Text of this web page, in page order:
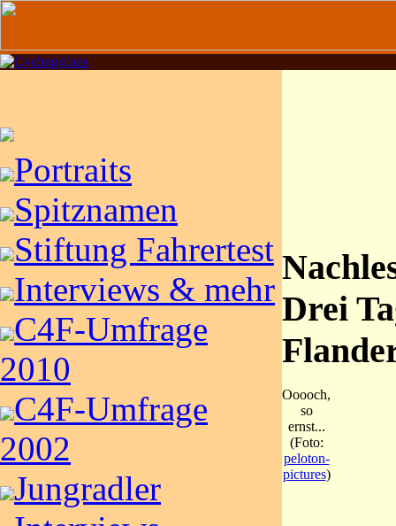
Portraits
Spitznamen
Stiftung Fahrertest
Interviews & mehr
C4F-Umfrage
2010
C4F-Umfrage
2002
Jungradler
Drei
Ooooch,
so
ernst...
(Foto:
peloton-
pictures)